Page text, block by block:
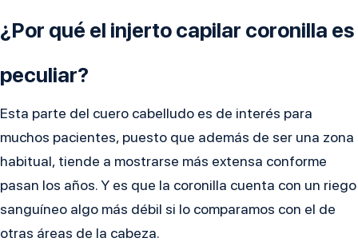
¿Por qué el injerto capilar coronilla es
peculiar?
Esta parte del cuero cabelludo es de interés para
muchos pacientes, puesto que además de ser una zona
habitual, tiende a mostrarse más extensa conforme
pasan los años. Y es que la coronilla cuenta con un riego
sanguíneo algo más débil si lo comparamos con el de
otras áreas de la cabeza.